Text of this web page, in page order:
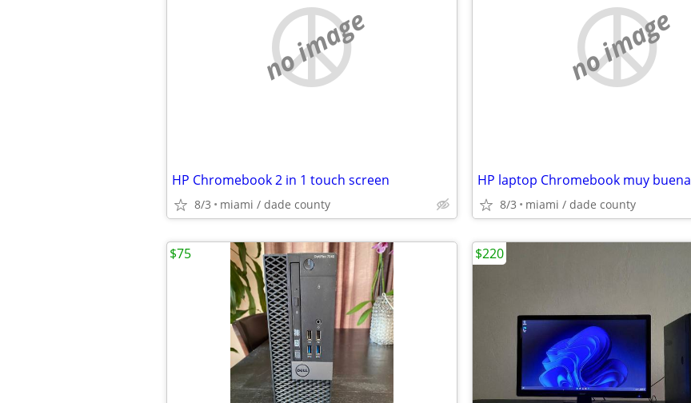
no image
HP Chromebook 2 in 1 touch screen
8/3 miami / dade county
no image
HP laptop Chromebook muy buena
8/3 miami / dade county
$75 $220